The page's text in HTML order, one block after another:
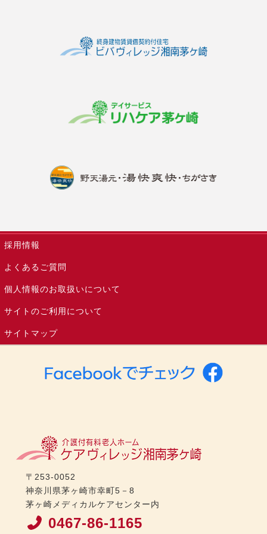
採用情報
よくあるご質問
個人情報のお取扱いについて
サイトのご利用について
サイトマップ
〒253-0052
神奈川県茅ヶ崎市幸町5－8
茅ヶ崎メディカルケアセンター内
0467-86-1165